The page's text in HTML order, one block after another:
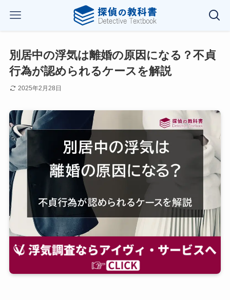
別居中の浮気は離婚の原因になる？不貞
行為が認められるケースを解説
2025年2月28日